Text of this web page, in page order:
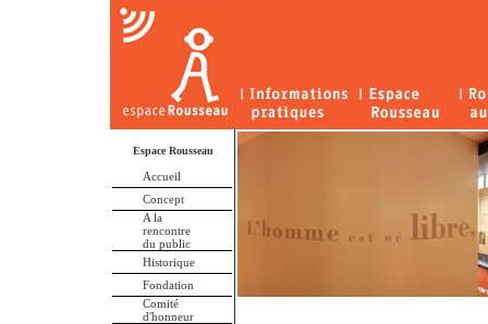
Espace Rousseau
Accueil
Concept
A la
rencontre
du public
Historique
Fondation
Comité
d'honneur